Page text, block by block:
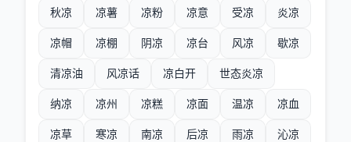
秋凉 凉薯 凉粉 凉意 受凉 炎凉
凉帽 凉棚 阴凉 凉台 风凉 歇凉
清凉油 风凉话 凉白开 世态炎凉
纳凉 凉州 凉糕 凉面 温凉 凉血
凉草 寒凉 南凉 后凉 雨凉 沁凉